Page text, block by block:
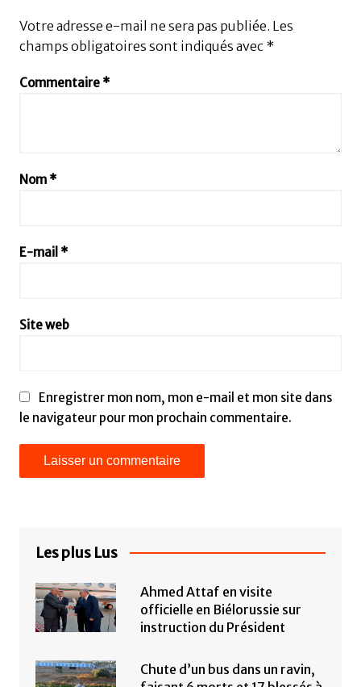
Votre adresse e-mail ne sera pas publiée. Les
champs obligatoires sont indiqués avec *
Commentaire *
Nom *
E-mail *
Site web
Enregistrer mon nom, mon e-mail et mon site dans
le navigateur pour mon prochain commentaire.
Les plus Lus
Ahmed Attaf en visite
officielle en Biélorussie sur
instruction du Président
Chute d’un bus dans un ravin,